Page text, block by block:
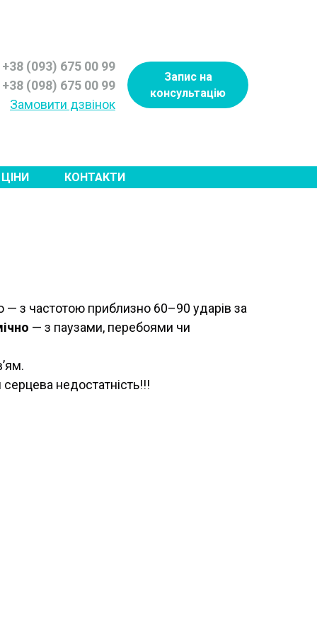
+38 (093) 675 00 99
+38 (098) 675 00 99
Замовити дзвінок
Запис на
консультацію
ЦІНИ КОНТАКТИ
з частотою приблизно 60–90 ударів за
— з паузами, перебоями чи
недостатність!!!